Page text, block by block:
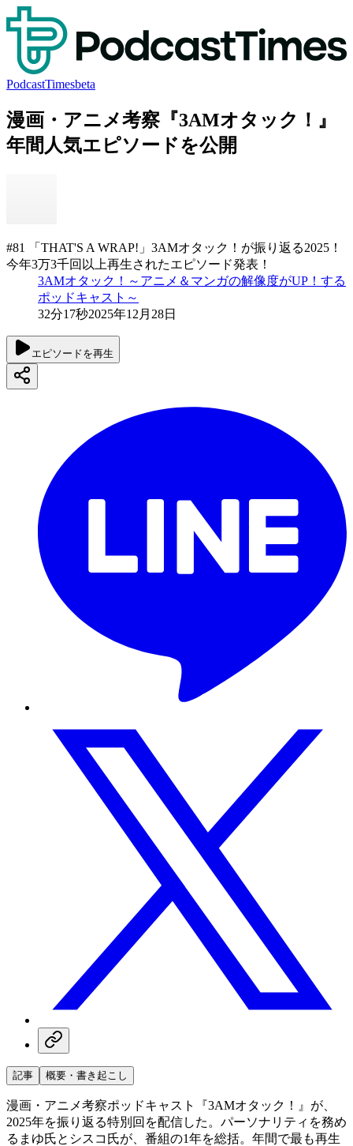
PodcastTimesbeta
漫画・アニメ考察『3AMオタック！』
年間人気エピソードを公開
#81 「THAT'S A WRAP!」3AMオタック！が振り返る2025！
今年3万3千回以上再生されたエピソード発表！
3AMオタック！～アニメ＆マンガの解像度がUP！する
ポッドキャスト～
32分17秒2025年12月28日
エピソードを再生
記事 概要・書き起こし
漫画・アニメ考察ポッドキャスト『3AMオタック！』が、
2025年を振り返る特別回を配信した。パーソナリティを務め
るまゆ氏とシスコ氏が、番組の1年を総括。年間で最も再生